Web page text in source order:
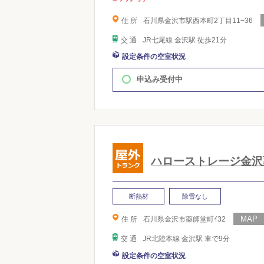
住 所 石川県金沢市駅西本町2丁目11−36
交 通
JR七尾線 金沢駅 徒歩21分
設定条件の空室状況
申込み受付中
ハローストレージ金
断熱材 除雪なし
住 所 石川県金沢市薬師堂町ｲ32
交 通 JR北陸本線 金沢駅 車で9分
設定条件の空室状況